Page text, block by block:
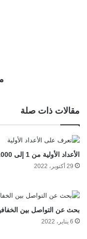
مقالات ذات صلة
الأعداد الأولية من 1 إلى 1000
29 أكتوبر، 2022
بحث عن التواصل بين
6 يناير، 2022